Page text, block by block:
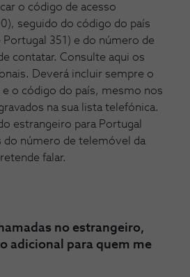
o código de acesso
seguido do código do país
351) e do número de
contatar. Consulte aqui os
Deverá incluir sempre o
o código do país, mesmo nos
na sua lista telefónica.
estrangeiro para Portugal
do número de telemóvel da
falar.
no estrangeiro,
adicional para quem me